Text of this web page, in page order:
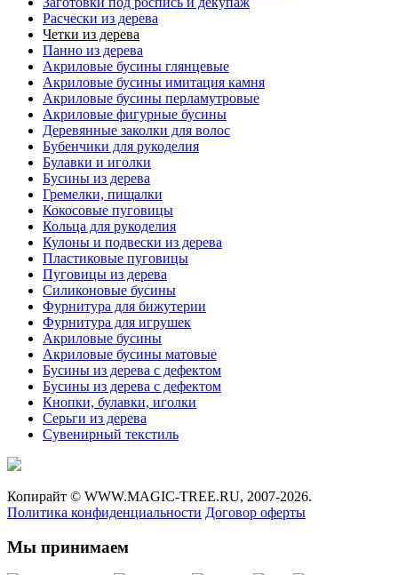
Расчески из дерева
Четки из дерева
Панно из дерева
Акриловые бусины глянцевые
Акриловые бусины имитация камня
Акриловые бусины перламутровые
Акриловые фигурные бусины
Деревянные заколки для волос
Бубенчики для рукоделия
Булавки и иголки
Бусины из дерева
Гремелки, пищалки
Кокосовые пуговицы
Кольца для рукоделия
Кулоны и подвески из дерева
Пластиковые пуговицы
Пуговицы из дерева
Силиконовые бусины
Фурнитура для бижутерии
Фурнитура для игрушек
Акриловые бусины
Акриловые бусины матовые
Бусины из дерева с дефектом
Бусины из дерева с дефектом
Кнопки, булавки, иголки
Серьги из дерева
Сувенирный текстиль
Копирайт © WWW.MAGIC-TREE.RU, 2007-2026.
Политика конфиденциальности Договор оферты
Мы принимаем